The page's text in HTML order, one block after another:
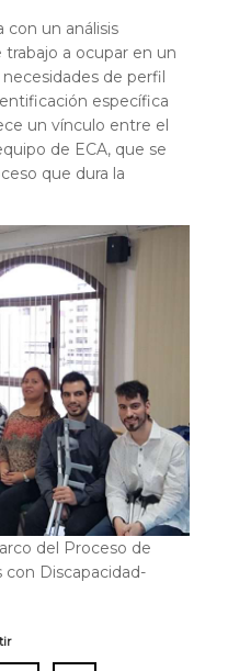
un análisis
a ocupar en un
de perfil
específica
un vínculo entre el
de ECA, que se
que dura la
del Proceso de
con Discapacidad-